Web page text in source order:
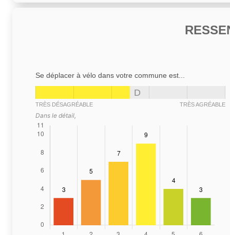
Se déplacer à vélo dans votre commune est...
D
TRÈS DÉSAGRÉABLE TRÈS AGRÉABLE
Dans le détail,